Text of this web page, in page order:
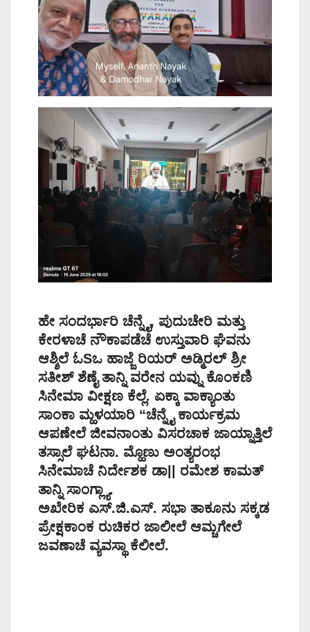
ಹೇ ಸಂದರ್ಭಾರಿ ಚೆನ್ನೈ, ಪುದುಚೇರಿ ಮತ್ತು
ಕೇರಳಾಚೆ ನೌಕಾಪಡೆಚೆ ಉಸ್ತುವಾರಿ ಘೆವನು
ಆಶ್ಶಿಲೆ ಓSಒ ಹಾಜ್ಜೆ ರಿಯರ್ ಅಡ್ಮಿರಲ್ ಶ್ರೀ
ಸತೀಶ್ ಶೆಣೈ ತಾನ್ನಿ ವರೇನ ಯವ್ನು ಕೊಂಕಣಿ
ಸಿನೇಮಾ ವೀಕ್ಷಣ ಕೆಲ್ಲೆ. ಏಕ್ಕಾ ವಾಕ್ಯಾಂತು
ಸಾಂಕಾ ಮ್ಹಳಯಾರಿ “ಚೆನ್ನೈ ಕಾರ್ಯಕ್ರಮ
ಆಪಣೇಲೆ ಜೀವನಾಂತು ವಿಸರಚಾಕ ಜಾಯ್ನಾತ್ತಿಲೆ
ತಸ್ಸಾಲೆ ಘಟನಾ. ಮ್ಹೊಣು ಅಂತ್ಯರಂಭ
ಸಿನೇಮಾಚೆ ನಿರ್ದೇಶಕ ಡಾ|| ರಮೇಶ ಕಾಮತ್
ತಾನ್ನಿ ಸಾಂಗ್ಲ್ಯಾ.
ಅಖೇರಿಕ ಎಸ್.ಜಿ.ಎಸ್. ಸಭಾ ತಾಕೂನು ಸಕ್ಕಡ
ಪ್ರೇಕ್ಷಕಾಂಕ ರುಚಿಕರ ಜಾಲೀಲೆ ಆಮ್ಚಗೇಲೆ
ಜವಣಾಚೆ ವ್ಯವಸ್ಥಾ ಕೆಲೀಲೆ.